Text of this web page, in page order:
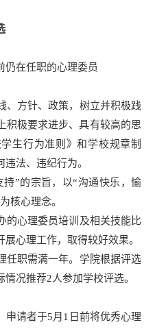
仍在任职的心理委员
、方针、政策，树立并积极践
积极要求进步、具有较高的思
生行为准则》和学校规章制
法、违纪行为。
”的宗旨，以“沟通快乐，愉
核心理念。
的心理委员培训及相关技能比
心理工作，取得较好效果。
任职需满一年。学院根据评选
况推荐2人参加学校评选。
申请者于5月1日前将优秀心理